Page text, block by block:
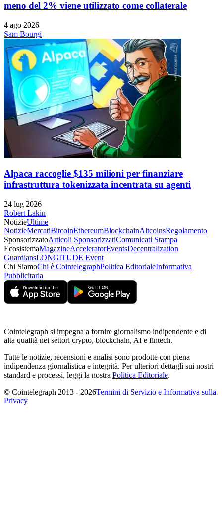
meno del 2% viene utilizzato come collaterale
4 ago 2026
Sam Bourgi
Alpaca raccoglie $135 milioni per finanziare
infrastruttura tokenizzata incentrata su agenti
24 lug 2026
Robert Lakin
NotizieUltime
NotizieMercatiBitcoinEthereumBlockchainAltcoinsRegolamento
SponsorizzatoArticoli SponsorizzatiComunicati Stampa
EcosistemaMagazineAcceleratorEventsDecentralization
GuardiansLONGITUDE Event
Chi SiamoChi è CointelegraphPolitica EditorialeInformativa
Pubblicitaria
Cointelegraph si impegna a fornire giornalismo indipendente e di
alta qualità nei settori crypto, blockchain, AI e fintech.
Tutte le notizie, recensioni e analisi sono prodotte con piena
indipendenza giornalistica e integrità. Per ulteriori dettagli sui nostri
standard e processi, leggi la nostra Politica Editoriale.
© Cointelegraph 2013 - 2026Termini di Servizio e Informativa sulla
Privacy